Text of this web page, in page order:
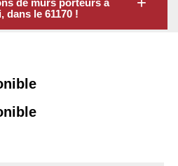
de murs porteurs à
dans le 61170 !